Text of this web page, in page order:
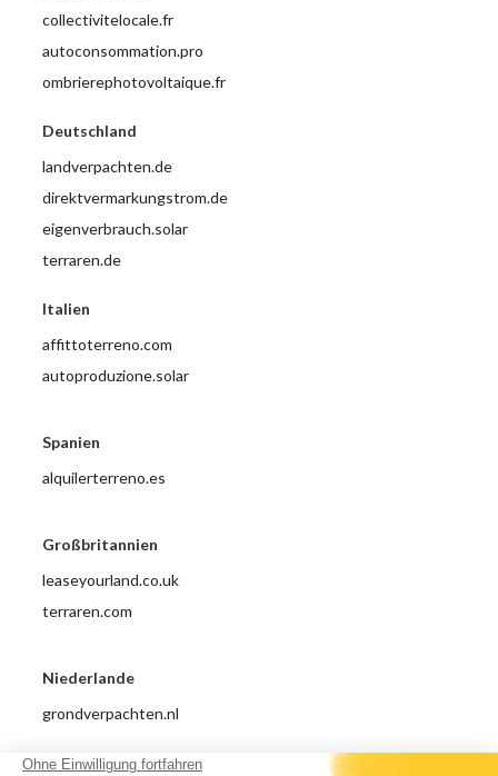
collectivitelocale.fr
autoconsommation.pro
ombrierephotovoltaique.fr
Deutschland
landverpachten.de
direktvermarkungstrom.de
eigenverbrauch.solar
terraren.de
Italien
affittoterreno.com
autoproduzione.solar
Spanien
alquilerterreno.es
Großbritannien
leaseyourland.co.uk
terraren.com
Niederlande
grondverpachten.nl